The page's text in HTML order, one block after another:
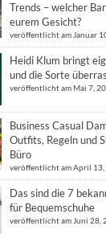
Trends – welcher
eurem Gesicht?
veröffentlicht am Januar
Heidi Klum bringt
und die Sorte
veröffentlicht am Mai 7,
Business Casual
Outfits, Regeln und
Büro
veröffentlicht am April 13,
Das sind die 7
für Bequemschuhe
veröffentlicht am Juni 28,